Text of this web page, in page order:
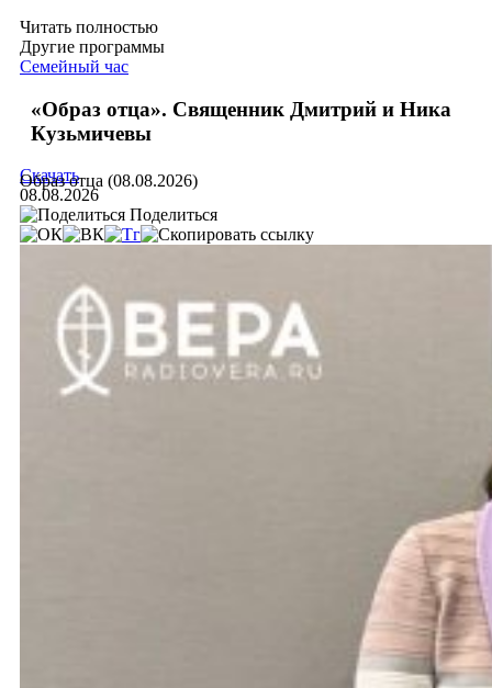
Читать полностью
Другие программы
Семейный час
«Образ отца». Священник Дмитрий и Ника
Кузьмичевы
Образ отца (08.08.2026)
Скачать
08.08.2026
Поделиться